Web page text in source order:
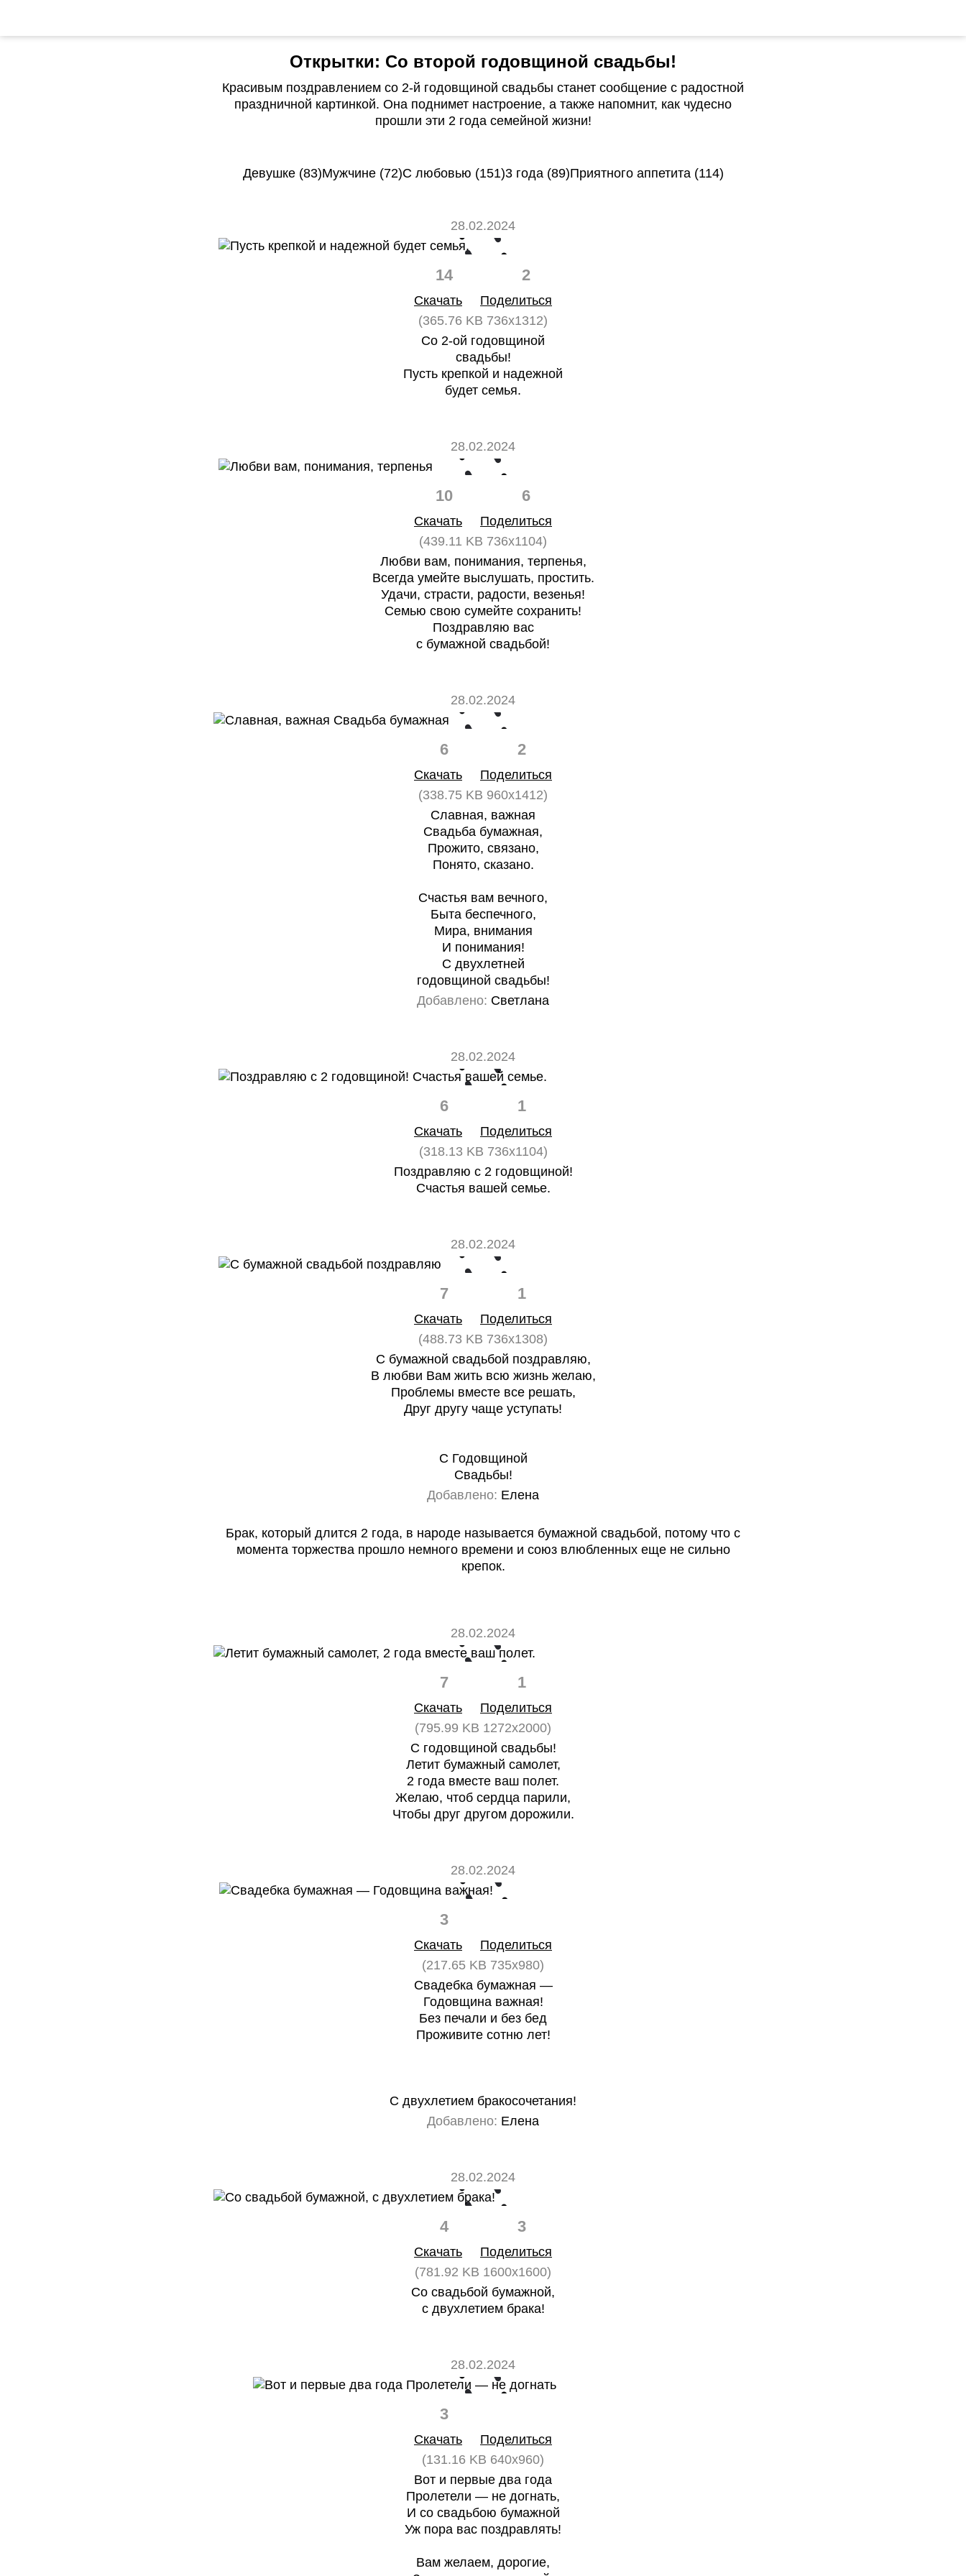
Открытки: Со второй годовщиной свадьбы!
Красивым поздравлением со 2-й годовщиной свадьбы станет сообщение с радостной
праздничной картинкой. Она поднимет настроение, а также напомнит, как чудесно
прошли эти 2 года семейной жизни!
Девушке (83)Мужчине (72)С любовью (151)3 года (89)Приятного аппетита (114)
28.02.2024
14 2
Скачать
Поделиться
(365.76 KB 736x1312)
Со 2-ой годовщиной
свадьбы!
Пусть крепкой и надежной
будет семья.
28.02.2024
10 6
Скачать
Поделиться
(439.11 KB 736x1104)
Любви вам, понимания, терпенья,
Всегда умейте выслушать, простить.
Удачи, страсти, радости, везенья!
Семью свою сумейте сохранить!
Поздравляю вас
с бумажной свадьбой!
28.02.2024
6 2
Скачать
Поделиться
(338.75 KB 960x1412)
Славная, важная
Свадьба бумажная,
Прожито, связано,
Понято, сказано.
Счастья вам вечного,
Быта беспечного,
Мира, внимания
И понимания!
С двухлетней
годовщиной свадьбы!
Добавлено: Светлана
28.02.2024
6 1
Скачать
Поделиться
(318.13 KB 736x1104)
Поздравляю с 2 годовщиной!
Счастья вашей семье.
28.02.2024
7 1
Скачать
Поделиться
(488.73 KB 736x1308)
С бумажной свадьбой поздравляю,
В любви Вам жить всю жизнь желаю,
Проблемы вместе все решать,
Друг другу чаще уступать!
С Годовщиной
Свадьбы!
Добавлено: Елена
Брак, который длится 2 года, в народе называется бумажной свадьбой, потому что с
момента торжества прошло немного времени и союз влюбленных еще не сильно
крепок.
28.02.2024
7 1
Скачать
Поделиться
(795.99 KB 1272x2000)
С годовщиной свадьбы!
Летит бумажный самолет,
2 года вместе ваш полет.
Желаю, чтоб сердца парили,
Чтобы друг другом дорожили.
28.02.2024
3
Скачать
Поделиться
(217.65 KB 735x980)
Свадебка бумажная —
Годовщина важная!
Без печали и без бед
Проживите сотню лет!
С двухлетием бракосочетания!
Добавлено: Елена
28.02.2024
4 3
Скачать
Поделиться
(781.92 KB 1600x1600)
Со свадьбой бумажной,
с двухлетием брака!
28.02.2024
3
Скачать
Поделиться
(131.16 KB 640x960)
Вот и первые два года
Пролетели — не догнать,
И со свадьбою бумажной
Уж пора вас поздравлять!
Вам желаем, дорогие,